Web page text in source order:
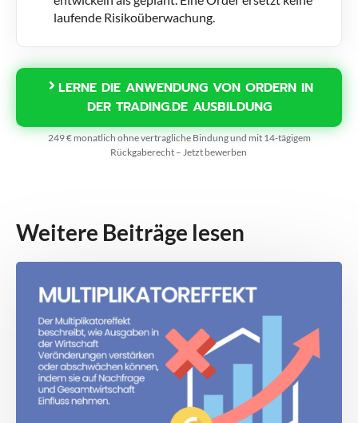
laufende Risikoüberwachung.
LERNE DIE ANWENDUNG VON ORDERN IN
DER TRADING.DE AUSBILDUNG
249 € monatlich ohne vertragliche Bindung und mit 14-tägigem
Rückgaberecht – Jetzt bewerben
Weitere Beiträge lesen